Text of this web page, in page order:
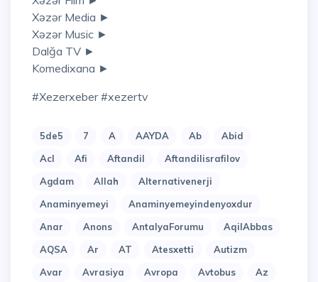
Xəzər Media ►
Xəzər Music ►
Dalğa TV ►
Komedixana ►
#xezerxeber #xezertv
5de5 7 A AAYDA Ab
Abid
Acl
Afi Aftandil
Aftandilisrafilov
Agdam
Allah
Alternativenerji
Anaminyemeyi
Anaminyemeyindenyoxdur
Anar
Anons AntalyaForumu
AqilAbbas
AQSA
Ar AT Atesxetti
Autizm
Avar
Avrasiya Avropa Avtobus
Az